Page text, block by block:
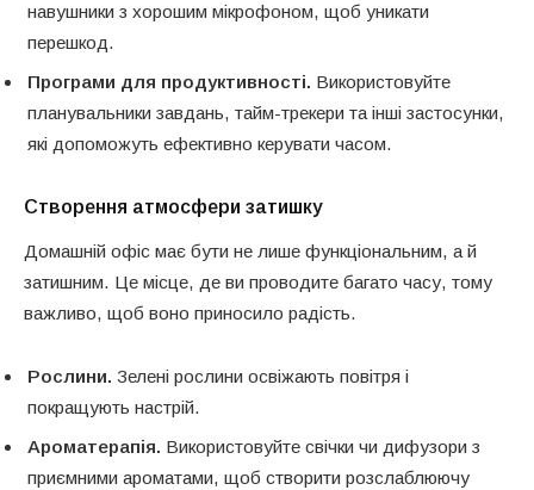
навушники з хорошим мікрофоном, щоб уникати
перешкод.
Програми для продуктивності. Використовуйте
планувальники завдань, тайм-трекери та інші застосунки,
які допоможуть ефективно керувати часом.
Створення атмосфери затишку
Домашній офіс має бути не лише функціональним, а й
затишним. Це місце, де ви проводите багато часу, тому
важливо, щоб воно приносило радість.
Рослини. Зелені рослини освіжають повітря і
покращують настрій.
Ароматерапія. Використовуйте свічки чи дифузори з
приємними ароматами, щоб створити розслаблюючу